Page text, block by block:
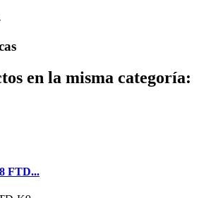
en la misma categoría:
FTD...